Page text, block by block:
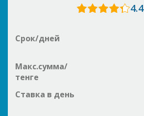
4.4
Срок/дней
Макс.сумма/
тенге
Ставка в день